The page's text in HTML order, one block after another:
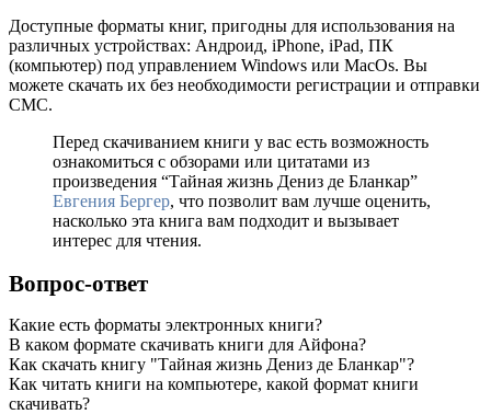
Доступные форматы книг, пригодны для использования на
различных устройствах: Андроид, iPhone, iPad, ПК
(компьютер) под управлением Windows или MacOs. Вы
можете скачать их без необходимости регистрации и отправки
СМС.
Перед скачиванием книги у вас есть возможность
ознакомиться с обзорами или цитатами из
произведения “Тайная жизнь Дениз де Бланкар”
Евгения Бергер, что позволит вам лучше оценить,
насколько эта книга вам подходит и вызывает
интерес для чтения.
Вопрос-ответ
Какие есть форматы электронных книги?
В каком формате скачивать книги для Айфона?
Как скачать книгу "Тайная жизнь Дениз де Бланкар"?
Как читать книги на компьютере, какой формат книги
скачивать?